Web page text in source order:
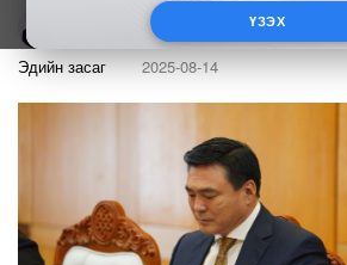
ҮЗЭХ
Эдийн засаг 2025-08-14